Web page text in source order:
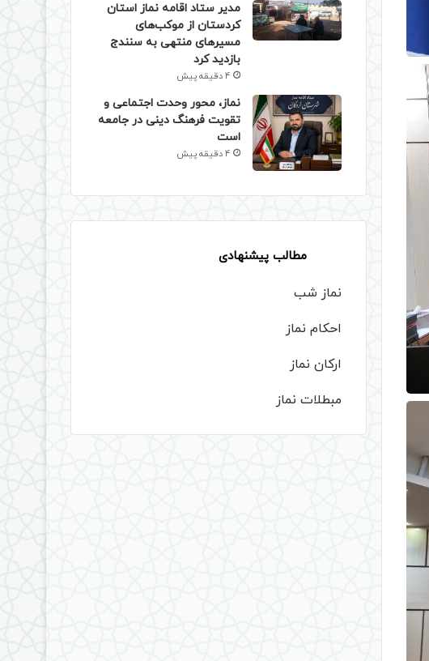
مدیر ستاد اقامه نماز استان
کردستان از موکب‌های
مسیرهای منتهی به سنندج
بازدید کرد
4 دقیقه پیش
نماز، محور وحدت اجتماعی و
تقویت فرهنگ دینی در جامعه
است
4 دقیقه پیش
مطالب پیشنهادی
نماز شب
احکام نماز
ارکان نماز
مبطلات نماز